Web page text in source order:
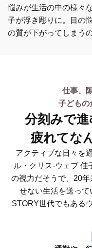
悩みが生活の中の様々
子が浮き彫りに。目の
の質が下がってしまう
仕事、
子ども
分刻みで進
疲れてな
アクティブな日々を
ル・クリス-ウェブ 佳
の視力だそうで、20
せない生活を送っ
STORY世代でもある